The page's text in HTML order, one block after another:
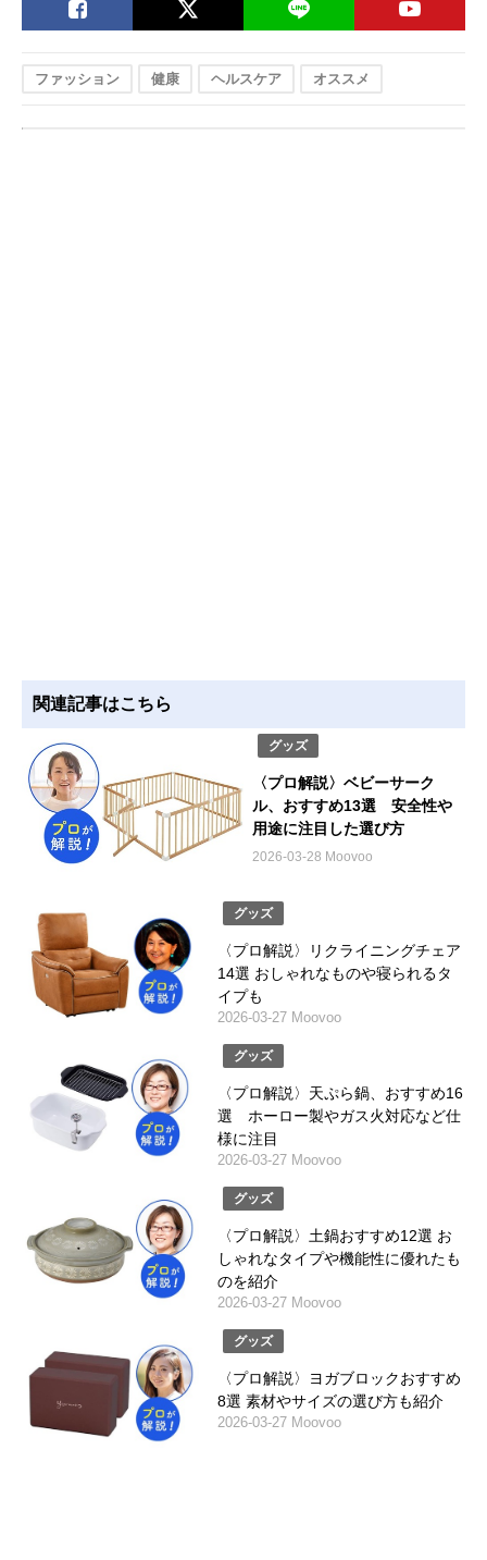
ファッション 健康 ヘルスケア オススメ
関連記事はこちら
グッズ
〈プロ解説〉ベビーサーク
ル、おすすめ13選 安全性や
用途に注目した選び方
2026-03-28 Moovoo
グッズ
〈プロ解説〉リクライニングチェア
14選 おしゃれなものや寝られるタ
イプも
2026-03-27 Moovoo
グッズ
〈プロ解説〉天ぷら鍋、おすすめ16
選 ホーロー製やガス火対応など仕
様に注目
2026-03-27 Moovoo
グッズ
〈プロ解説〉土鍋おすすめ12選 お
しゃれなタイプや機能性に優れたも
のを紹介
2026-03-27 Moovoo
グッズ
〈プロ解説〉ヨガブロックおすすめ
8選 素材やサイズの選び方も紹介
2026-03-27 Moovoo